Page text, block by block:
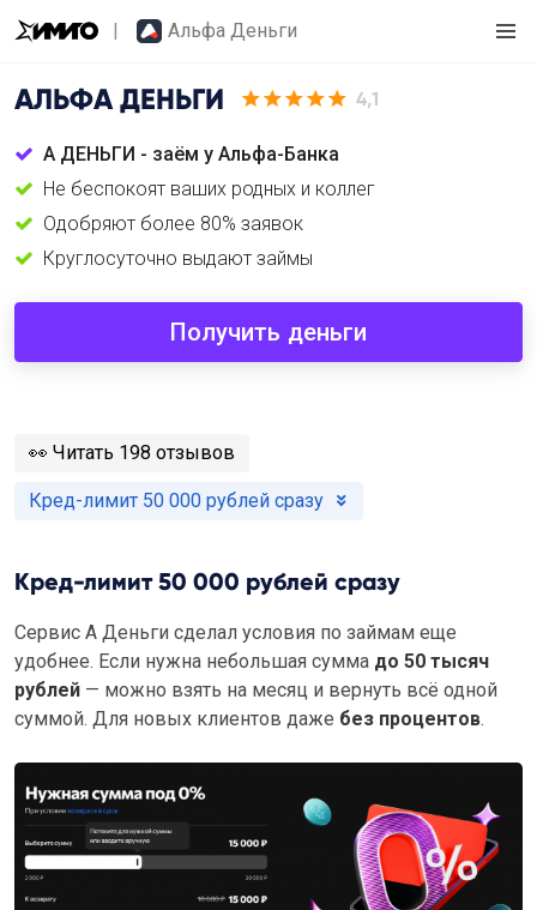
Альфа Деньги
АЛЬФА ДЕНЬГИ 4,1
А ДЕНЬГИ - заём у Альфа-Банка
Не беспокоят ваших родных и коллег
Одобряют более 80% заявок
Круглосуточно выдают займы
Получить деньги
️👀 Читать 198 отзывов
Кред-лимит 50 000 рублей сразу
Кред-лимит 50 000 рублей сразу
Сервис А Деньги сделал условия по займам еще
удобнее. Если нужна небольшая сумма до 50 тысяч
рублей — можно взять на месяц и вернуть всё одной
суммой. Для новых клиентов даже без процентов.